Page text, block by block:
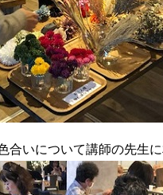
いについて講師の先生